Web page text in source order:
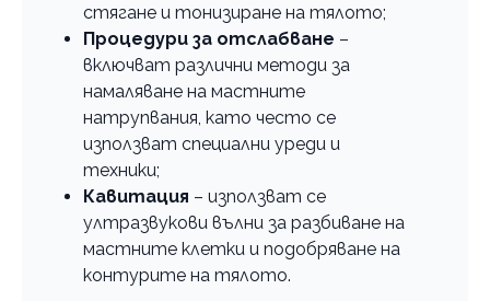
стягане и тонизиране на тялото;
Процедури за отслабване –
включват различни методи за
намаляване на мастните
натрупвания, като често се
използват специални уреди и
техники;
Кавитация – използват се
ултразвукови вълни за разбиване на
мастните клетки и подобряване на
контурите на тялото.